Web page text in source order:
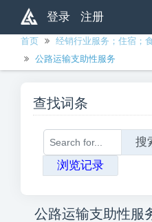
登录 注册
首页 经销行业服务；住宿；食品和饮料服务；运输服务
公路运输支助性服务
查找词条
搜
浏览记录
公路运输支助性服